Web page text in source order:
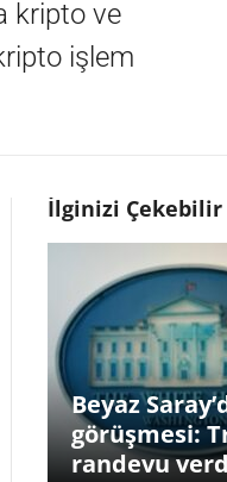
kripto ve
işlem
İlginizi Çekebilir
Beyaz
görüşmesi:
randevu